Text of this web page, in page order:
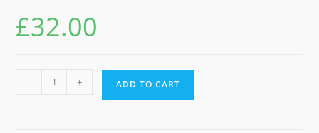
£32.00
- + ADD TO CART